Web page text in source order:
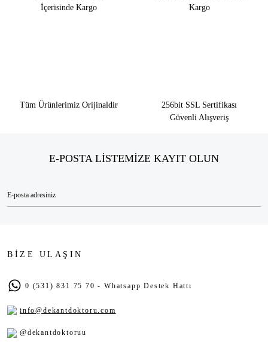
İçerisinde Kargo
Kargo
Tüm Ürünlerimiz Orijinaldir
256bit SSL Sertifikası
Güvenli Alışveriş
E-POSTA LİSTEMİZE KAYIT OLUN
BİZE ULAŞIN
0 (531) 831 75 70 - Whatsapp Destek Hattı
info@dekantdoktoru.com
@dekantdoktoruu